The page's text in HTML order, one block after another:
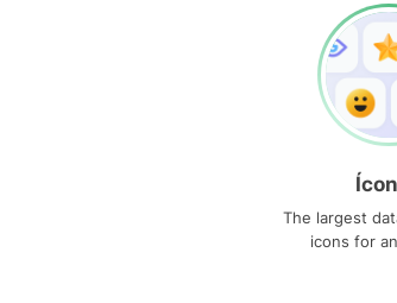
The largest
icons for